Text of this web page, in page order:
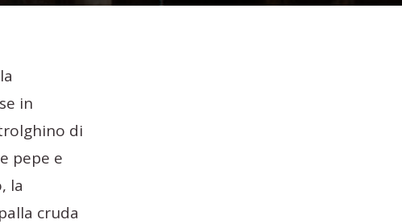
in
di
pepe e
la
cruda